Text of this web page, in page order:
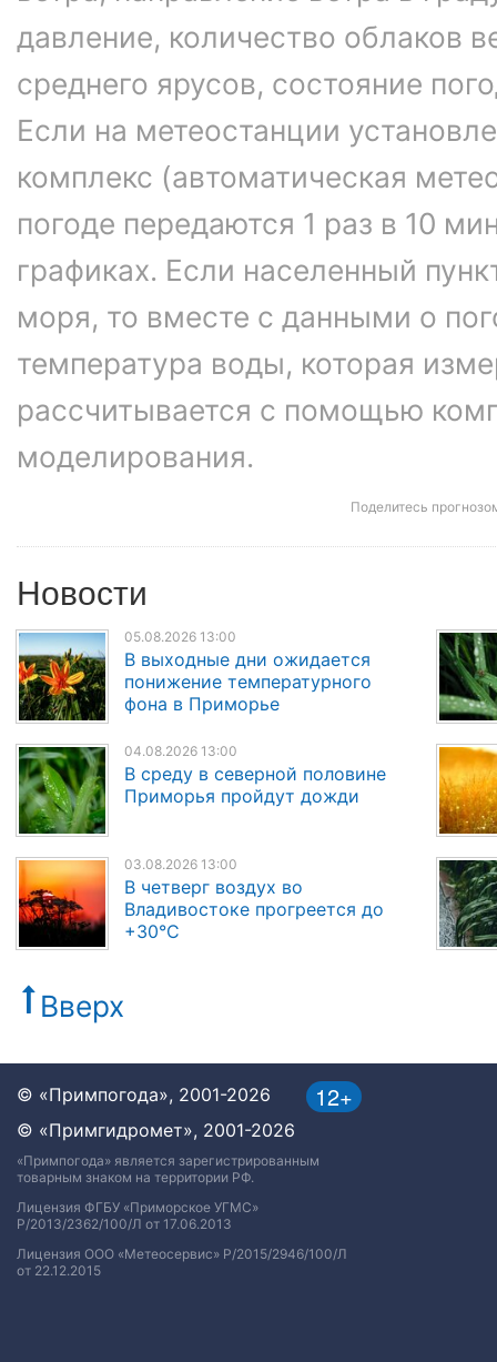
давление, количество облаков
среднего ярусов, состояние
Если на метеостанции
комплекс (автоматическая
погоде передаются 1 раз в 10
графиках. Если населенный
моря, то вместе с данными о
температура воды, которая
рассчитывается с помощью
моделирования.
Поделитесь
Новости
05.08.2026 13:00
В выходные дни ожидается
понижение температурного
фона в Приморье
04.08.2026 13:00
В среду в северной половине
Приморья пройдут дожди
03.08.2026 13:00
В четверг воздух во
Владивостоке прогреется до
+30°C
Вверх
12+
© «Примпогода», 2001-2026
© «Примгидромет», 2001-2026
«Примпогода» является зарегистрированным
товарным знаком на территории РФ.
Лицензия ФГБУ «Приморское УГМС»
Р/2013/2362/100/Л от 17.06.2013
Лицензия ООО «Метеосервис» Р/2015/2946/100/Л
от 22.12.2015